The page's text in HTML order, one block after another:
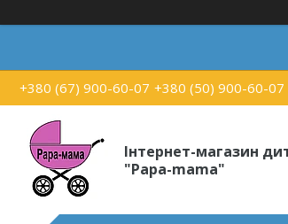
+380 (67) 900-60-07 +380 (50) 900-60-07
Інтернет-магазин
"Papa-mama"